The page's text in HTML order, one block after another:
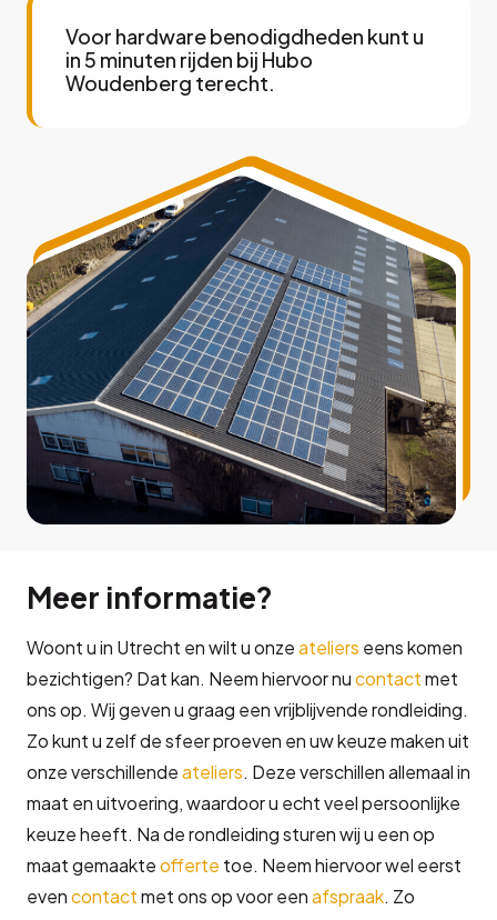
Voor hardware benodigdheden kunt u
in 5 minuten rijden bij Hubo
Woudenberg terecht.
Meer informatie?
Woont u in Utrecht en wilt u onzeateliers eens komen
bezichtigen? Dat kan. Neem hiervoor nucontactmet
ons op. Wij geven u graag een vrijblijvende rondleiding.
Zo kunt u zelf de sfeer proeven en uw keuze maken uit
onze verschillendeateliers. Deze verschillen allemaal in
maat en uitvoering, waardoor u echt veel persoonlijke
keuze heeft. Na de rondleiding sturen wij u een op
maat gemaakteofferte toe. Neem hiervoor wel eerst
evencontactmet ons op voor eenafspraak. Zo